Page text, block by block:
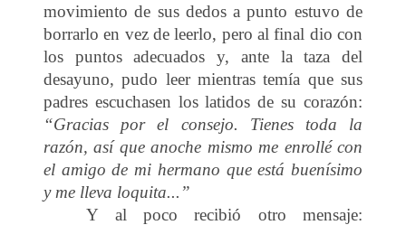
movimiento de sus dedos a punto estuvo de
borrarlo en vez de leerlo, pero al final dio con
los puntos adecuados y, ante la taza del
desayuno, pudo leer mientras temía que sus
padres escuchasen los latidos de su corazón:
“Gracias por el consejo. Tienes toda la
razón, así que anoche mismo me enrollé con
el amigo de mi hermano que está buenísimo
y me lleva loquita...”
Y al poco recibió otro mensaje: